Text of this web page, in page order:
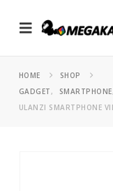
HOME
SHOP
GADGET, SMARTPHONE,
ULANZI SMARTPHONE